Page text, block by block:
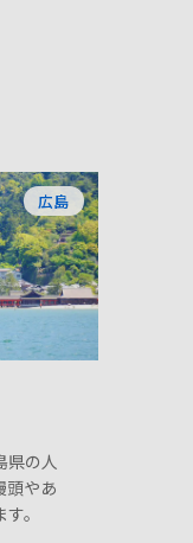
広島
県の人
頭やあ
。